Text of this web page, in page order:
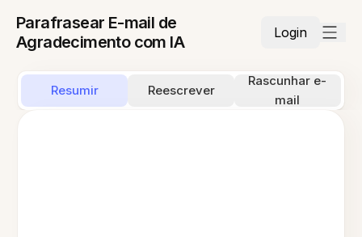
Parafrasear E-mail de
Agradecimento com IA
Login
Resumir Reescrever
Rascunhar e-
mail